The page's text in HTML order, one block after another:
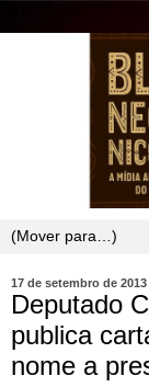
17 de setembro de 2013
Deputado
publica
nome a